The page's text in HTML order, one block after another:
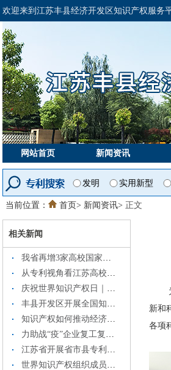
欢迎来到江苏丰县经济开发区知识产权服务
网站首页 新闻资讯
发明 实用新型
当前位置： 首页> 新闻资讯> 正文
相关新闻
我省再增3家高校国家知识产权信息服务中心
从专利视角看江苏高校创新实力
庆祝世界知识产权日｜江苏发布2019年知识产权白皮书
丰县开发区开展全国知识产权周活动
知识产权如何推动经济高质量发展？这些数据和事例为你讲述～
力助战“疫”企业复工复产， 江苏67家企业知识产权融资近3亿元
江苏省开展省市县专利联合执法行动
世界知识产权组织成员国大会第59届系列会议召开
为
新和
各项